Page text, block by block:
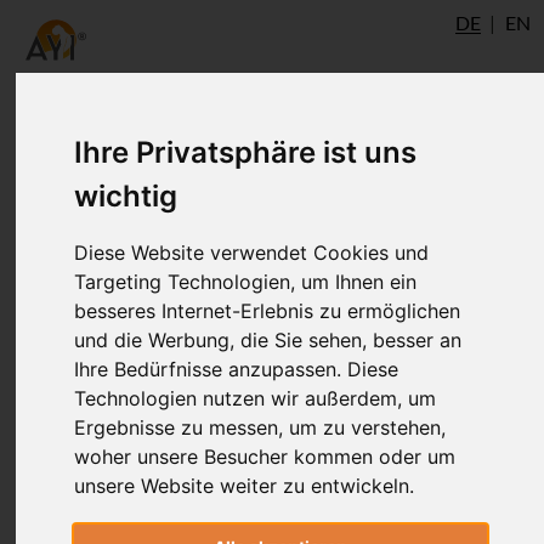
Ihre Privatsphäre ist uns
wichtig
Diese Website verwendet Cookies und
Targeting Technologien, um Ihnen ein
besseres Internet-Erlebnis zu ermöglichen
und die Werbung, die Sie sehen, besser an
Ihre Bedürfnisse anzupassen. Diese
Technologien nutzen wir außerdem, um
Ergebnisse zu messen, um zu verstehen,
woher unsere Besucher kommen oder um
unsere Website weiter zu entwickeln.
DE EN
Hatha-Yoga-Pradipika -
Kapitel 4: Nada, Bindu, Kala
Das vierte Kapitel der Hatha-Yoga
Pradipika von Svatmarama
Chhaturthopadeshah
छतुर्थोपदेशः